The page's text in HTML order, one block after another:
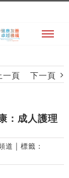
一頁 下一頁
：成人護理
道 | 標籤：